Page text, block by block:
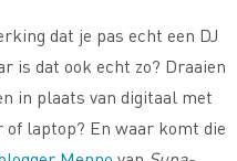
dat je pas echt een DJ
is dat ook echt zo? Draaien
in plaats van digitaal met
of laptop? En waar komt die